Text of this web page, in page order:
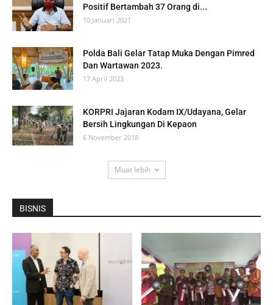
Positif Bertambah 37 Orang di...
10 Januari 2021
Polda Bali Gelar Tatap Muka Dengan Pimred
Dan Wartawan 2023.
17 April 2023
KORPRI Jajaran Kodam IX/Udayana, Gelar
Bersih Lingkungan Di Kepaon
6 November 2018
Muat lebih
BISNIS